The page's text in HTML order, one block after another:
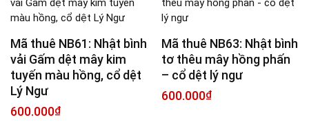
Mã thuê NB61: Nhật bình
vải Gấm dệt mây kim
tuyến màu hồng, cổ dệt
Lý Ngư
600.000₫
Mã thuê NB63: Nhật bình
tơ thêu mây hồng phấn
– cổ dệt lý ngư
600.000₫